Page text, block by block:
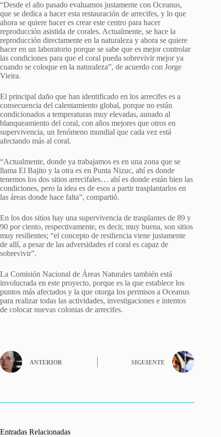
“Desde el año pasado evaluamos justamente con Oceanus,
que se dedica a hacer esta restauración de arrecifes, y lo que
ahora se quiere hacer es crear este centro para hacer
reproducción asistida de corales. Actualmente, se hace la
reproducción directamente en la naturaleza y ahora se quiere
hacer en un laboratorio porque se sabe que es mejor controlar
las condiciones para que el coral pueda sobrevivir mejor ya
cuando se coloque en la naturaleza”, de acuerdo con Jorge
Vieira.
El principal daño que han identificado en los arrecifes es a
consecuencia del calentamiento global, porque no están
condicionados a temperaturas muy elevadas, aunado al
blanqueamiento del coral, con años mejores que otros en
supervivencia, un fenómeno mundial que cada vez está
afectando más al coral.
“Actualmente, donde ya trabajamos es en una zona que se
llama El Bajito y la otra es en Punta Nizuc, ahí es donde
tenemos los dos sitios arrecifales… ahí es donde están bien las
condiciones, pero la idea es de esos a partir trasplantarlos en
las áreas donde hace falta”, compartió.
En los dos sitios hay una supervivencia de trasplantes de 89 y
90 por ciento, respectivamente, es decir, muy buena, son sitios
muy resilientes; “el concepto de resiliencia viene justamente
de allí, a pesar de las adversidades el coral es capaz de
sobrevivir”.
La Comisión Nacional de Áreas Naturales también está
involucrada en este proyecto, porque es la que establece los
puntos más afectados y la que otorga los permisos a Oceanus
para realizar todas las actividades, investigaciones e intentos
de colocar nuevas colonias de arrecifes.
ANTERIOR SIGUIENTE
Entradas Relacionadas